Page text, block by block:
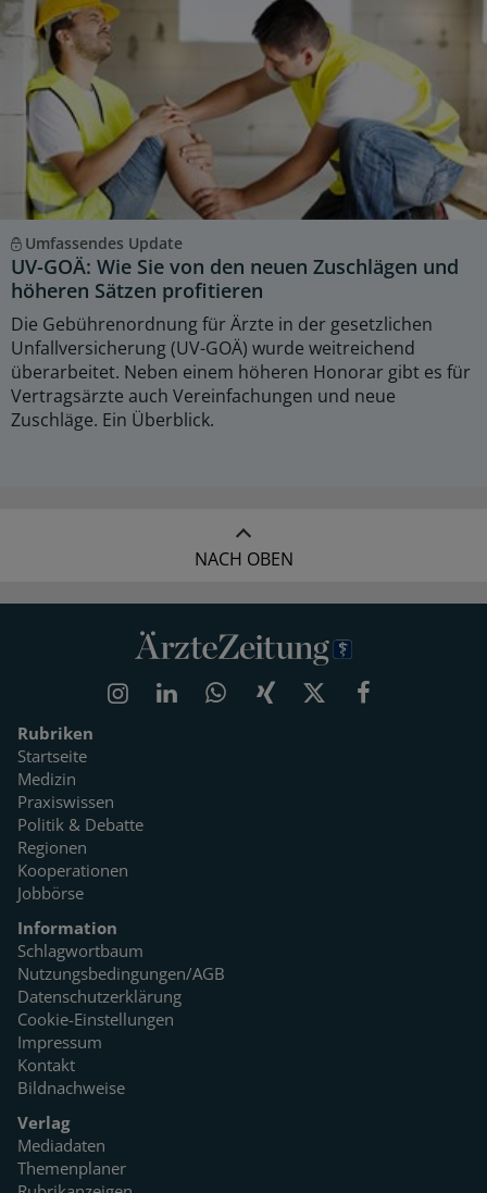
Umfassendes Update
UV-GOÄ: Wie Sie von den neuen Zuschlägen und
höheren Sätzen profitieren
Die Gebührenordnung für Ärzte in der gesetzlichen
Unfallversicherung (UV-GOÄ) wurde weitreichend
überarbeitet. Neben einem höheren Honorar gibt es für
Vertragsärzte auch Vereinfachungen und neue
Zuschläge. Ein Überblick.
NACH OBEN
Rubriken
Startseite
Medizin
Praxiswissen
Politik & Debatte
Regionen
Kooperationen
Jobbörse
Information
Schlagwortbaum
Nutzungsbedingungen/AGB
Datenschutzerklärung
Cookie-Einstellungen
Impressum
Kontakt
Bildnachweise
Verlag
Mediadaten
Themenplaner